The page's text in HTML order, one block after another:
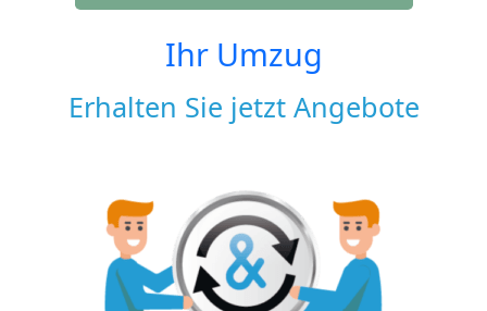
Ihr Umzug
Erhalten Sie jetzt Angebote